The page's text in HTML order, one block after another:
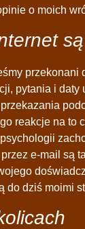
o moich
przekonani
pytania i
reakcje na to
e-mail są
do dziś moimi